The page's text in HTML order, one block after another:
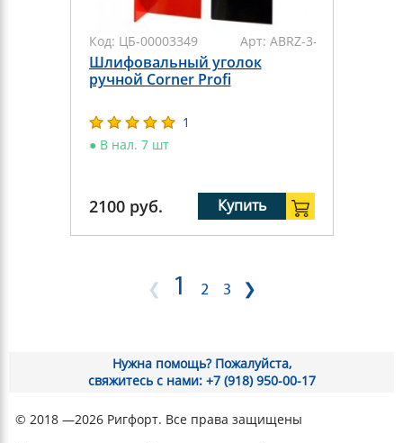
Код: ЦБ-00003349 Арт: ABRZ-3-01
Шлифовальный уголок
ручной Corner Profi
1
● В нал. 7 шт
2100 руб. Купить
❮ 1 2 3 ❯
Нужна помощь? Пожалуйста,
свяжитесь с нами: +7 (918) 950-00-17
© 2018 —2026 Ригфорт. Все права защищены